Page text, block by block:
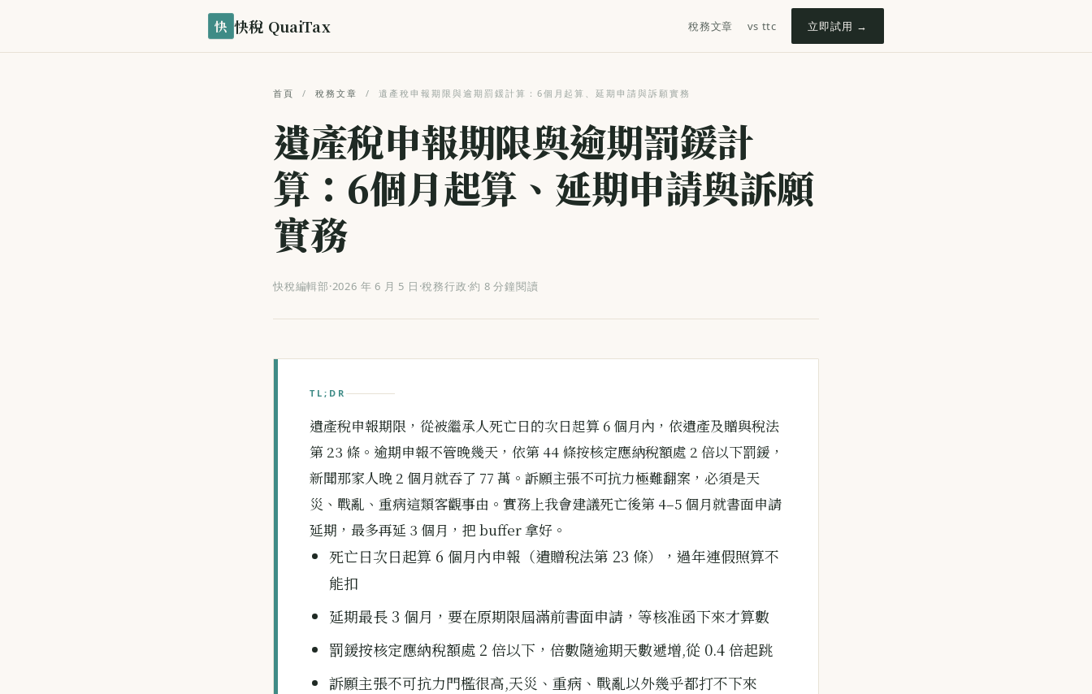
快 快稅 QuaiTax 稅務文章 vs ttc 立即試用 →
首頁 / 稅務文章 / 遺產稅申報期限與逾期罰鍰計算：6個月起算、延期申請與訴願實務
遺產稅申報期限與逾期罰鍰計
算：6個月起算、延期申請與訴願
實務
快稅編輯部·2026 年 6 月 5 日 ·稅務行政·約 8 分鐘閱讀
TL;DR
遺產稅申報期限，從被繼承人死亡日的次日起算 6 個月內，依遺產及贈與稅法
第 23 條。逾期申報不管晚幾天，依第 44 條按核定應納稅額處 2 倍以下罰鍰，
新聞那家人晚 2 個月就吞了 77 萬。訴願主張不可抗力極難翻案，必須是天
災、戰亂、重病這類客觀事由。實務上我會建議死亡後第 4–5 個月就書面申請
延期，最多再延 3 個月，把 buffer 拿好。
死亡日次日起算 6 個月內申報（遺贈稅法第 23 條），過年連假照算不
能扣
延期最長 3 個月，要在原期限屆滿前書面申請，等核准函下來才算數
罰鍰按核定應納稅額處 2 倍以下，倍數隨逾期天數遞增,從 0.4 倍起跳
訴願主張不可抗力門檻很高,天災、重病、戰亂以外幾乎都打不下來